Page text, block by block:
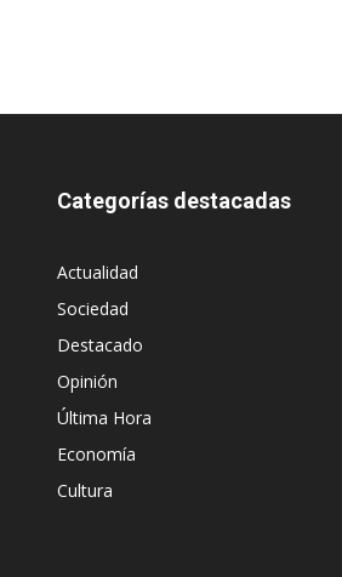
Categorías destacadas
Actualidad
Sociedad
Destacado
Opinión
Última Hora
Economía
Cultura